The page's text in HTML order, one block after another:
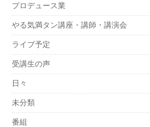
プロデュース業
やる気満タン講座・講師・講演会
ライブ予定
受講生の声
日々
未分類
番組